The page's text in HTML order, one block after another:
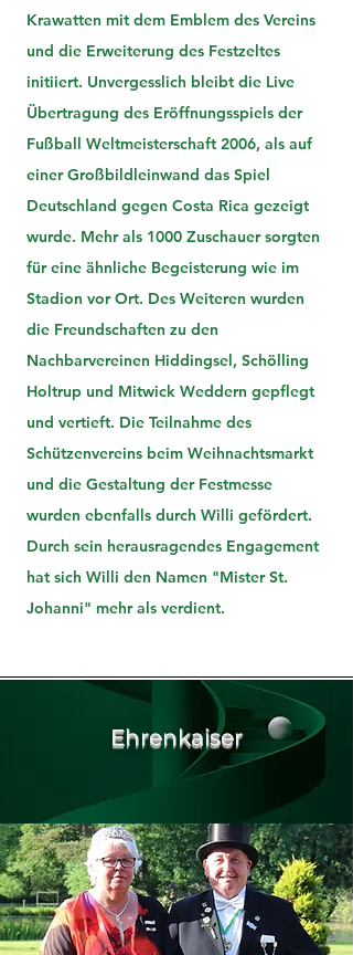
Krawatten mit dem Emblem des Vereins
und die Erweiterung des Festzeltes
initiiert. Unvergesslich bleibt die Live
Übertragung des Eröffnungsspiels der
Fußball Weltmeisterschaft 2006, als auf
einer Großbildleinwand das Spiel
Deutschland gegen Costa Rica gezeigt
wurde. Mehr als 1000 Zuschauer sorgten
für eine ähnliche Begeisterung wie im
Stadion vor Ort. Des Weiteren wurden
die Freundschaften zu den
Nachbarvereinen Hiddingsel, Schölling
Holtrup und Mitwick Weddern gepflegt
und vertieft. Die Teilnahme des
Schützenvereins beim Weihnachtsmarkt
und die Gestaltung der Festmesse
wurden ebenfalls durch Willi gefördert.
Durch sein herausragendes Engagement
hat sich Willi den Namen "Mister St.
Johanni" mehr als verdient.
Ehrenkaiser